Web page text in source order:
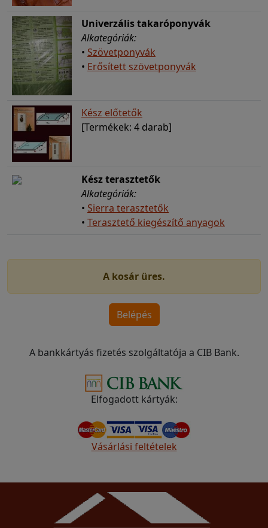
Univerzális takaróponyvák
Alkategóriák:
• Szövetponyvák
• Erősített szövetponyvák
Kész előtetők
[Termékek: 4 darab]
Kész terasztetők
Alkategóriák:
• Sierra terasztetők
• Terasztető kiegészítő anyagok
A kosár üres.
A bankkártyás fizetés szolgáltatója a CIB Bank.
Elfogadott kártyák:
Vásárlási feltételek